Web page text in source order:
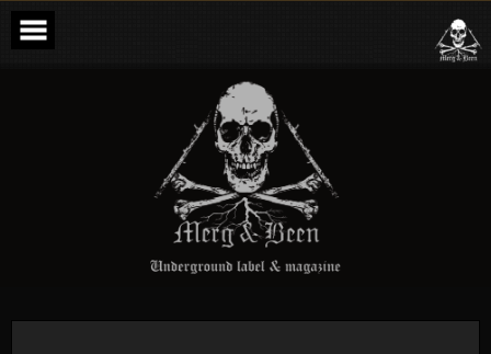
Skip
content
Merg & Been –
Underground
Label &